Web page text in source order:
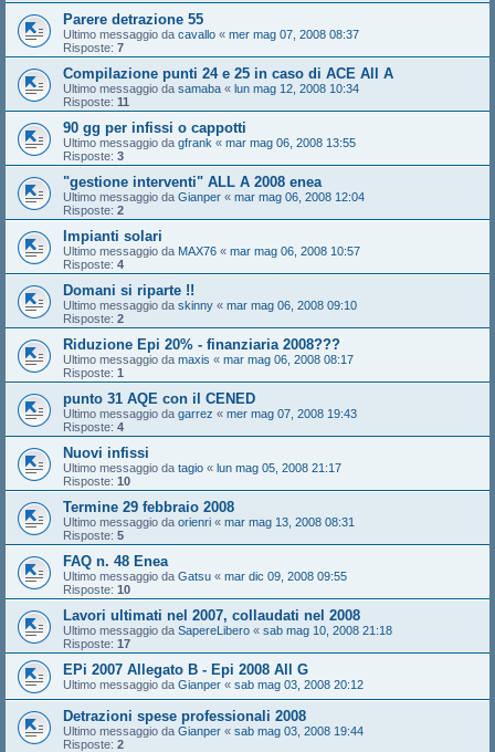
Parere detrazione 55
Ultimo messaggio da cavallo « mer mag 07, 2008 08:37
Risposte: 7
Compilazione punti 24 e 25 in caso di ACE All A
Ultimo messaggio da samaba « lun mag 12, 2008 10:34
Risposte: 11
90 gg per infissi o cappotti
Ultimo messaggio da gfrank « mar mag 06, 2008 13:55
Risposte: 3
"gestione interventi" ALL A 2008 enea
Ultimo messaggio da Gianper « mar mag 06, 2008 12:04
Risposte: 2
Impianti solari
Ultimo messaggio da MAX76 « mar mag 06, 2008 10:57
Risposte: 4
Domani si riparte !!
Ultimo messaggio da skinny « mar mag 06, 2008 09:10
Risposte: 2
Riduzione Epi 20% - finanziaria 2008???
Ultimo messaggio da maxis « mar mag 06, 2008 08:17
Risposte: 1
punto 31 AQE con il CENED
Ultimo messaggio da garrez « mer mag 07, 2008 19:43
Risposte: 4
Nuovi infissi
Ultimo messaggio da tagio « lun mag 05, 2008 21:17
Risposte: 10
Termine 29 febbraio 2008
Ultimo messaggio da orienri « mar mag 13, 2008 08:31
Risposte: 5
FAQ n. 48 Enea
Ultimo messaggio da Gatsu « mar dic 09, 2008 09:55
Risposte: 10
Lavori ultimati nel 2007, collaudati nel 2008
Ultimo messaggio da SapereLibero « sab mag 10, 2008 21:18
Risposte: 17
EPi 2007 Allegato B - Epi 2008 All G
Ultimo messaggio da Gianper « sab mag 03, 2008 20:12
Detrazioni spese professionali 2008
Ultimo messaggio da Gianper « sab mag 03, 2008 19:44
Risposte: 2